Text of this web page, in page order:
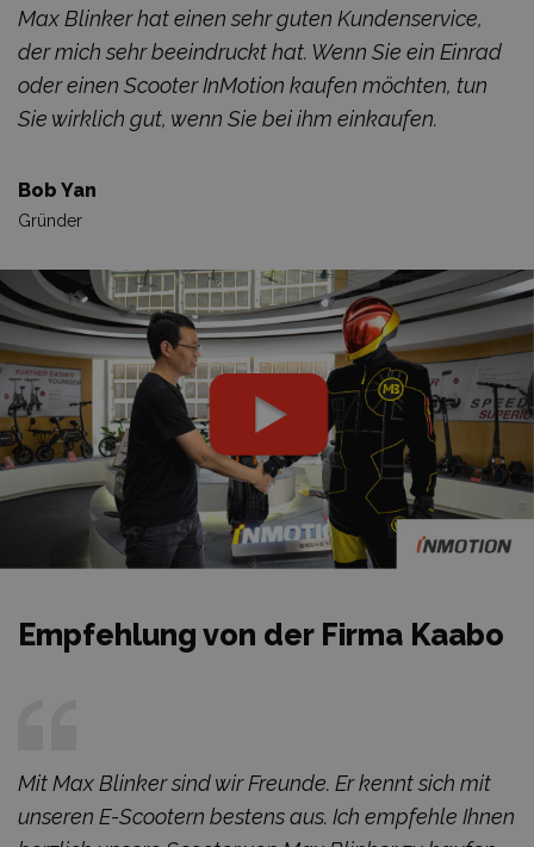
Max Blinker hat einen sehr guten Kundenservice,
der mich sehr beeindruckt hat. Wenn Sie ein Einrad
oder einen Scooter InMotion kaufen möchten, tun
Sie wirklich gut, wenn Sie bei ihm einkaufen.
Bob Yan
Gründer
Empfehlung von der Firma Kaabo
Mit Max Blinker sind wir Freunde. Er kennt sich mit
unseren E-Scootern bestens aus. Ich empfehle Ihnen